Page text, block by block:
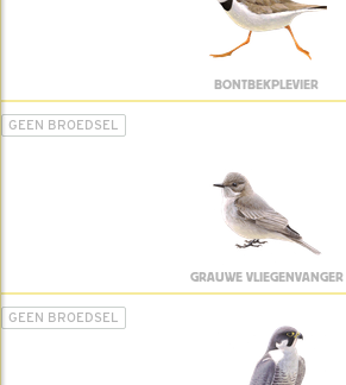
BONTBEKPLEVIER
GEEN BROEDSEL
GRAUWE VLIEGENVANGER
GEEN BROEDSEL